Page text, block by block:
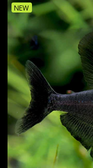
NEW